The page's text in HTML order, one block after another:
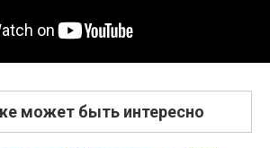
может быть интересно